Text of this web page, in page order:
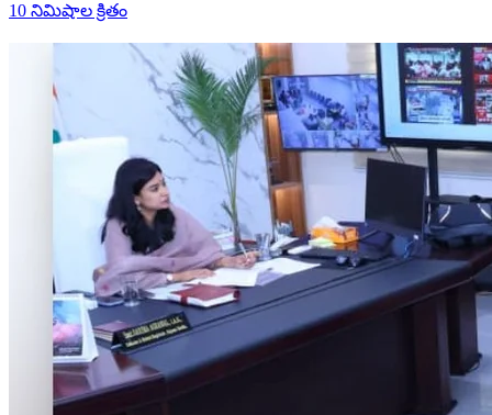
10 నిమిషాల క్రితం